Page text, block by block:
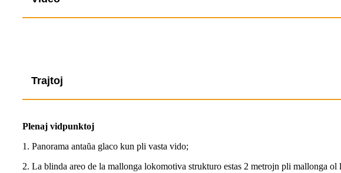
Trajtoj
Plenaj vidpunktoj
1. Panorama antaŭa glaco kun pli vasta vido;
2. La blinda areo de la mallonga lokomotiva strukturo estas 2 metrojn pli mallonga